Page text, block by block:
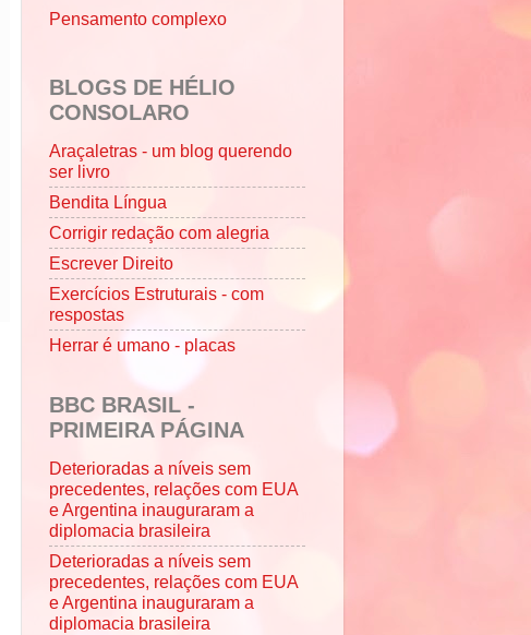
Pensamento complexo
BLOGS DE HÉLIO
CONSOLARO
Araçaletras - um blog querendo
ser livro
Bendita Língua
Corrigir redação com alegria
Escrever Direito
Exercícios Estruturais - com
respostas
Herrar é umano - placas
BBC BRASIL -
PRIMEIRA PÁGINA
Deterioradas a níveis sem
precedentes, relações com EUA
e Argentina inauguraram a
diplomacia brasileira
Deterioradas a níveis sem
precedentes, relações com EUA
e Argentina inauguraram a
diplomacia brasileira